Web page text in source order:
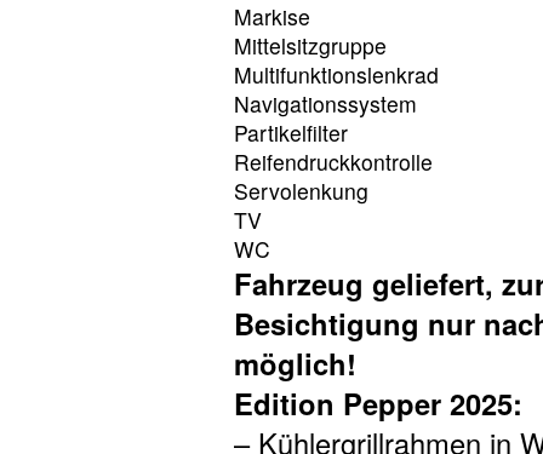
Markise
Mittelsitzgruppe
Multifunktionslenkrad
Navigationssystem
Partikelfilter
Reifendruckkontrolle
Servolenkung
TV
WC
Fahrzeug geliefert,
Besichtigung nur
möglich!
Edition Pepper 2025:
– Kühlergrillrahmen in